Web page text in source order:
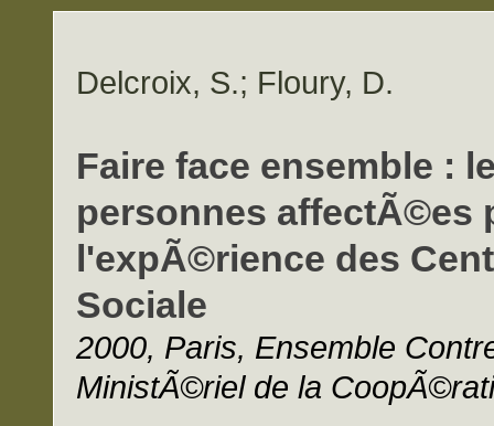
Delcroix, S.; Floury, D.
Faire face ensemble :
personnes affectÃ©es
l'expÃ©rience des
Sociale
2000, Paris, Ensemble
MinistÃ©riel de la